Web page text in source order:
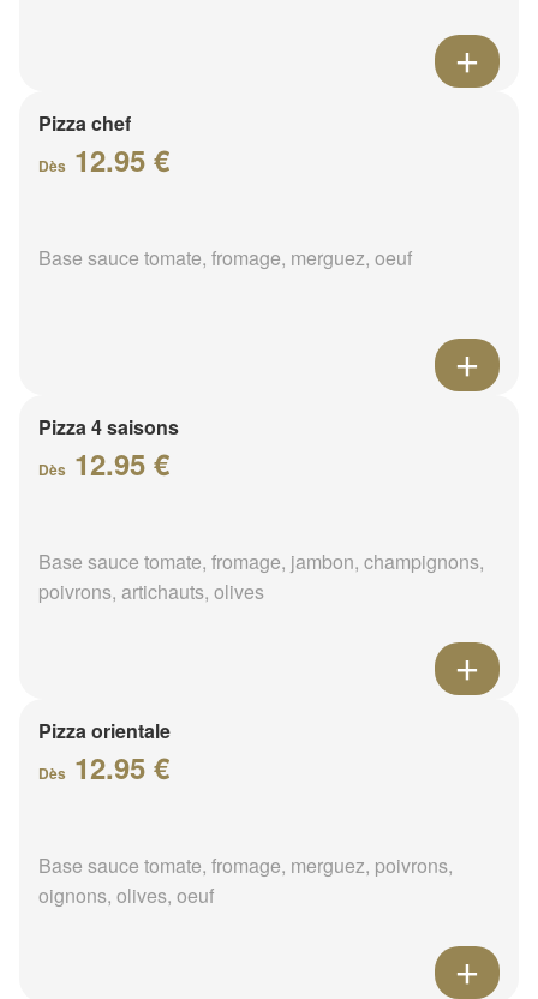
Pizza chef
Dès 12.95 €
Base sauce tomate, fromage, merguez, oeuf
Pizza 4 saisons
Dès 12.95 €
Base sauce tomate, fromage, jambon, champignons,
poivrons, artichauts, olives
Pizza orientale
Dès 12.95 €
Base sauce tomate, fromage, merguez, poivrons,
oignons, olives, oeuf